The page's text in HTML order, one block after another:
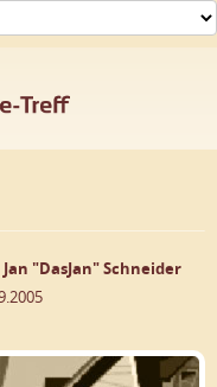
Jan "DasJan" Schneider